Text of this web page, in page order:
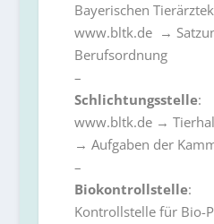
Bayerischen
www.bltk.de →
Berufsordnung
–
Schlichtungsstelle:
www.bltk.de →
→ Aufgaben der
–
Biokontrollstelle:
Kontrollstelle für Bio-